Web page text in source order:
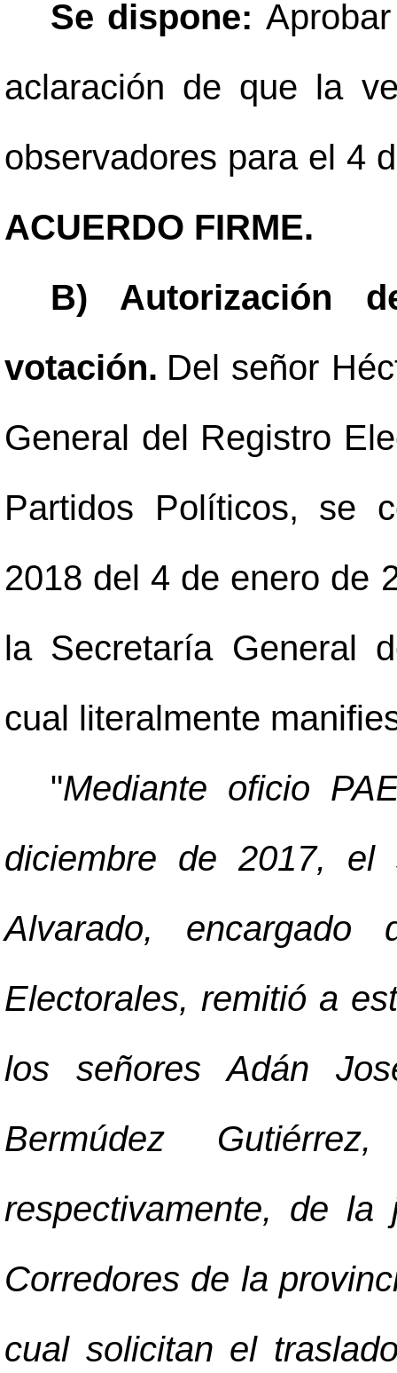
Se dispone:
aclaración de que la
observadores para el 4
ACUERDO FIRME.
B) Autorización
votación. Del señor
General del Registro
Partidos Políticos, se
2018 del 4 de enero de
la Secretaría General
cual literalmente
"Mediante oficio
diciembre de 2017, el
Alvarado, encargado
Electorales, remitió a
los señores Adán
Bermúdez
respectivamente, de
Corredores de la
cual solicitan el